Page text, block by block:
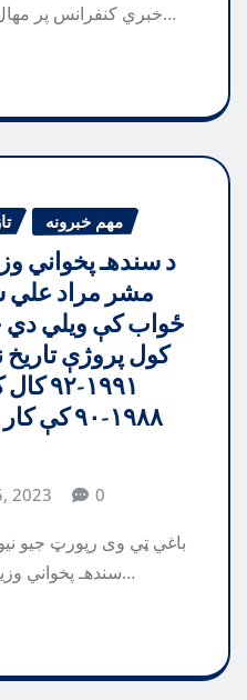
خبري کنفرانس پر مهال د هندي اداکارې ایشوریا رای…
مهم خبرونه
د سندهـ پخواني
مشر مراد علي
ځواب کې ويلي دي
کول پروژې تاريخ
۱۹۹۱-
۱۹۸۸-۹۰
2023 0
باغي ټي وی رپورټ جيو
سندهـ پخواني وزيراعلي وويل په کال 1995 کې…